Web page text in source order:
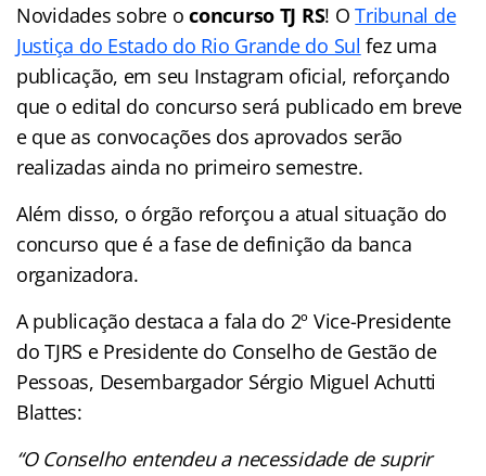
Novidades sobre oconcurso TJ RS! OTribunal de
Justiça do Estado do Rio Grande do Sul fez uma
publicação, em seu Instagram oficial, reforçando
que o edital do concurso será publicado em breve
e que as convocações dos aprovados serão
realizadas ainda no primeiro semestre.
Além disso, o órgão reforçou a atual situação do
concurso que é a fase de definição da banca
organizadora.
A publicação destaca a fala do 2º Vice-Presidente
do TJRS e Presidente do Conselho de Gestão de
Pessoas, Desembargador Sérgio Miguel Achutti
Blattes:
“O Conselho entendeu a necessidade de suprir